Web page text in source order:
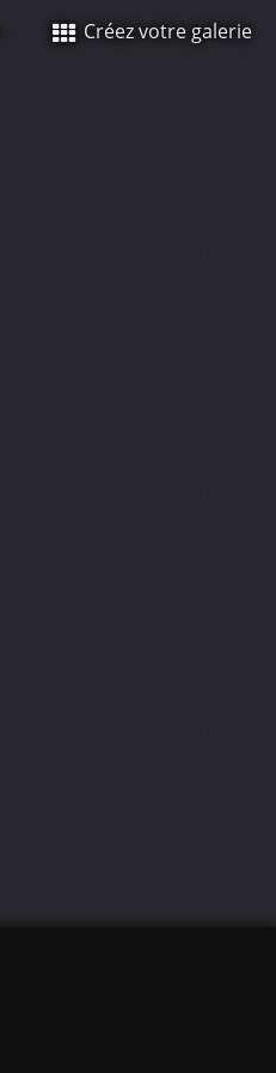
Créez votre galerie